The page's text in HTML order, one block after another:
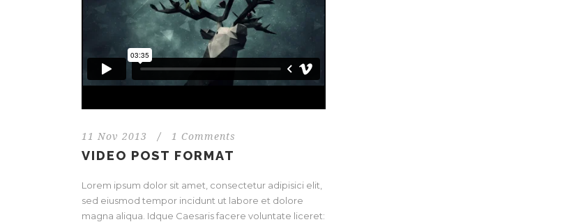
11 Nov 2013 / 1 Comments
VIDEO POST FORMAT
Lorem ipsum dolor sit amet, consectetur adipisici elit,
sed eiusmod tempor incidunt ut labore et dolore
magna aliqua. Idque Caesaris facere voluntate liceret: